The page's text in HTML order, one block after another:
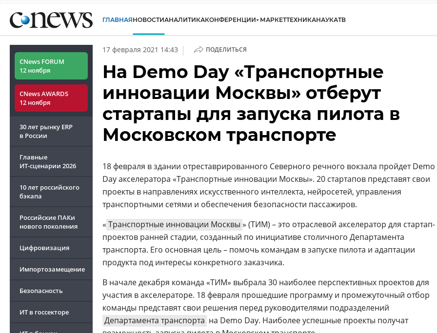
ГЛАВНАЯНОВОСТИАНАЛИТИКАКОНФЕРЕНЦИИ МАРКЕТТЕХНИКАНАУКАТВ
CNews FORUM
12 ноября
CNews AWARDS
12 ноября
30 лет рынку ERP
в России
Главные
ИТ-сценарии 2026
10 лет российского
бэкапа
Российские ПАКи
нового поколения
Цифровизация
Импортозамещение
Безопасность
ИТ в госсекторе
17 февраля 2021 14:43 | ПОДЕЛИТЬСЯ
На Demo Day «Транспортные
инновации Москвы» отберут
стартапы для запуска пилота в
Московском транспорте
18 февраля в здании отреставрированного Северного речного вокзала пройдет Demo
Day акселератора «Транспортные инновации Москвы». 20 стартапов представят свои
проекты в направлениях искусственного интеллекта, нейросетей, управления
транспортными сетями и обеспечения безопасности пассажиров.
« Транспортные инновации Москвы » (ТИМ) – это отраслевой акселератор для стартап-
проектов ранней стадии, созданный по инициативе столичного Департамента
транспорта. Его основная цель – помочь командам в запуске пилота и адаптации
продукта под интересы конкретного заказчика.
В начале декабря команда «ТИМ» выбрала 30 наиболее перспективных проектов для
участия в акселераторе. 18 февраля прошедшие программу и промежуточный отбор
команды представят свои решения перед руководителями подразделений
Департамента транспорта на Demo Day. Наиболее успешные проекты получат